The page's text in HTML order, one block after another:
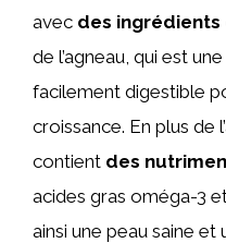
avec des
de l’agneau, qui est
facilement digestible
croissance. En plus de
contient des
acides gras oméga-3
ainsi une peau saine